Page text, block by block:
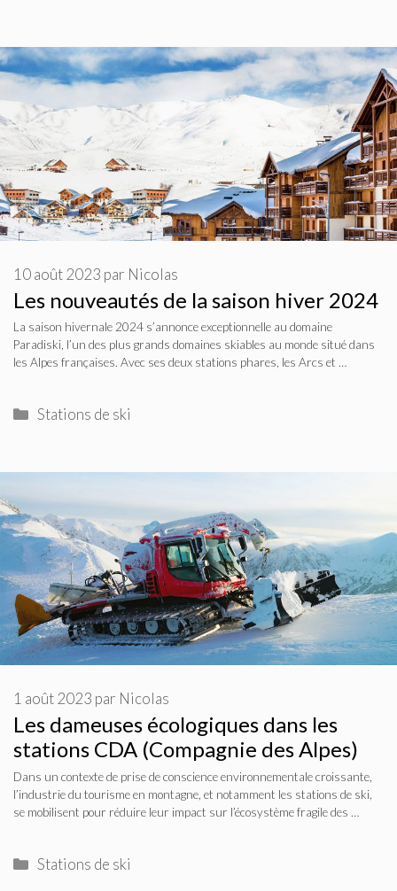
Les nouveautés de la saison hiver 2024
10 août 2023 par Nicolas
La saison hivernale 2024 s’annonce exceptionnelle au domaine
Paradiski, l’un des plus grands domaines skiables au monde situé dans
les Alpes françaises. Avec ses deux stations phares, les Arcs et …
Catégories
Stations de ski
Les dameuses écologiques dans les
stations CDA (Compagnie des Alpes)
1 août 2023 par Nicolas
Dans un contexte de prise de conscience environnementale croissante,
l’industrie du tourisme en montagne, et notamment les stations de ski,
se mobilisent pour réduire leur impact sur l’écosystème fragile des …
Catégories
Stations de ski